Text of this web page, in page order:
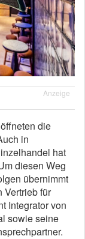
Anzeige
die
in
hat
diesen Weg
übernimmt
Vertrieb für
Integrator von
sowie seine